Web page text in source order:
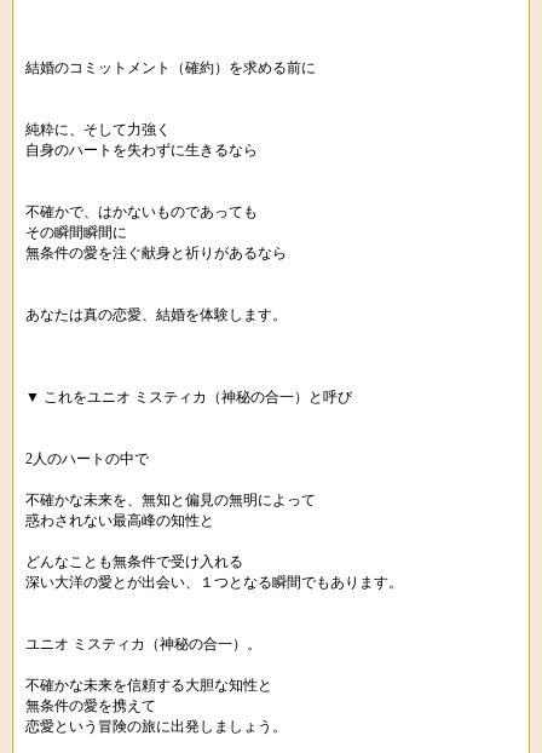
結婚のコミットメント（確約）を求める前に
純粋に、そして力強く
自身のハートを失わずに生きるなら
不確かで、はかないものであっても
その瞬間瞬間に
無条件の愛を注ぐ献身と祈りがあるなら
あなたは真の恋愛、結婚を体験します。
▼ これをユニオ ミスティカ（神秘の合一）と呼び
2人のハートの中で
不確かな未来を、無知と偏見の無明によって
惑わされない最高峰の知性と
どんなことも無条件で受け入れる
深い大洋の愛とが出会い、１つとなる瞬間でもあります。
ユニオ ミスティカ（神秘の合一）。
不確かな未来を信頼する大胆な知性と
無条件の愛を携えて
恋愛という冒険の旅に出発しましょう。